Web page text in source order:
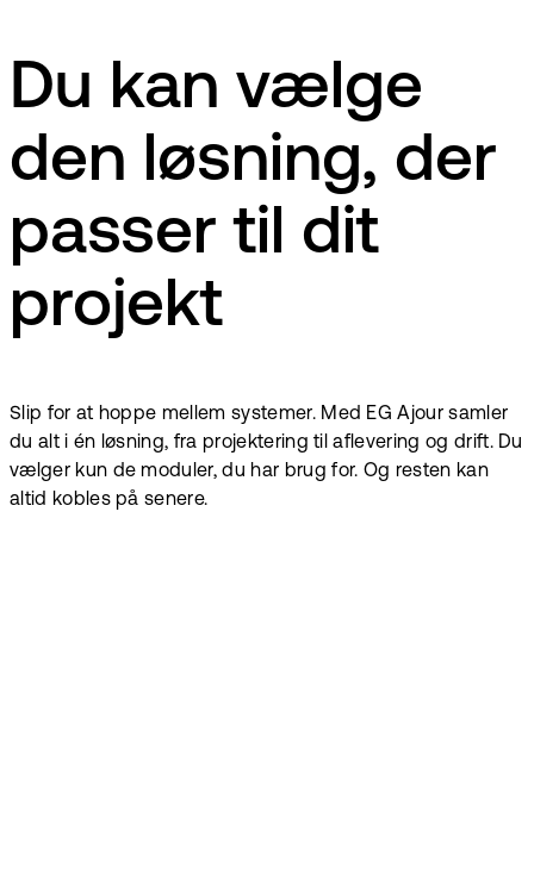
Du kan vælge
den løsning, der
passer til dit
projekt
Slip for at hoppe mellem systemer. Med EG Ajour samler
du alt i én løsning, fra projektering til aflevering og drift. Du
vælger kun de moduler, du har brug for. Og resten kan
altid kobles på senere.